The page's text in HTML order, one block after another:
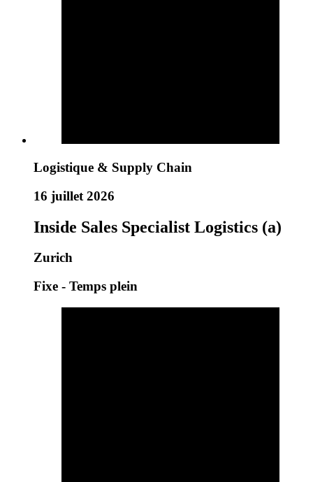
Logistique & Supply Chain
16 juillet 2026
Inside Sales Specialist Logistics (a)
Zurich
Fixe - Temps plein